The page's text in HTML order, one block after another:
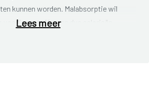
kunnen worden. Malabsorptie wil
voedingsstoffen, en dus calorieën,
Lees meer